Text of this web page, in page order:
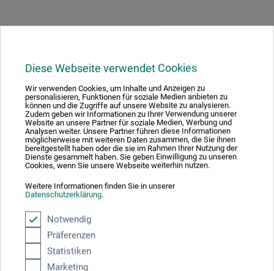
Diese Webseite verwendet Cookies
Wir verwenden Cookies, um Inhalte und Anzeigen zu
personalisieren, Funktionen für soziale Medien anbieten zu
können und die Zugriffe auf unsere Website zu analysieren.
Zudem geben wir Informationen zu Ihrer Verwendung unserer
Website an unsere Partner für soziale Medien, Werbung und
Analysen weiter. Unsere Partner führen diese Informationen
möglicherweise mit weiteren Daten zusammen, die Sie ihnen
bereitgestellt haben oder die sie im Rahmen Ihrer Nutzung der
Dienste gesammelt haben. Sie geben Einwilligung zu unseren
Cookies, wenn Sie unsere Webseite weiterhin nutzen.
Weitere Informationen finden Sie in unserer
Datenschutzerklärung.
Notwendig
Präferenzen
Statistiken
Marketing
JETZT PRODUKT BEWERTEN
Hersteller-Kontakt
Hier finden Sie die Kontaktdaten des Herstellers zu